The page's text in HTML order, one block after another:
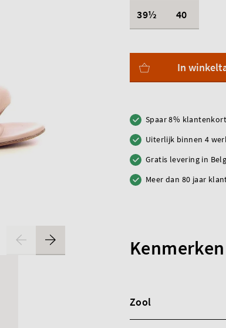
39½ 40
In
Spaar 8%
Uiterlijk binnen 4
Gratis levering in
Meer dan 80 jaar
Kenmerken
Zool